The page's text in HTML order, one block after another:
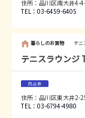
住所：品川区南大井4-
TEL：03-6459-6405
暮らしのお買物テニス
テニスラウンジ
住所：品川区東大井2-
TEL：03-6794-4980